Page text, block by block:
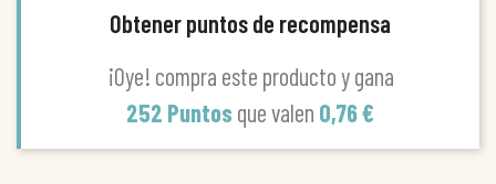
Obtener puntos de recompensa
¡Oye! compra este producto y gana
252 Puntos que valen 0,76 €